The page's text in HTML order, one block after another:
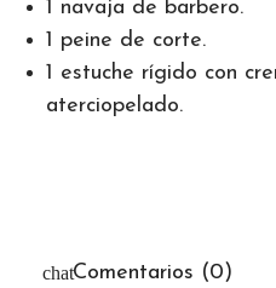
1 navaja de barbero.
1 peine de corte.
1 estuche rígido con
aterciopelado.
Comentarios (0)